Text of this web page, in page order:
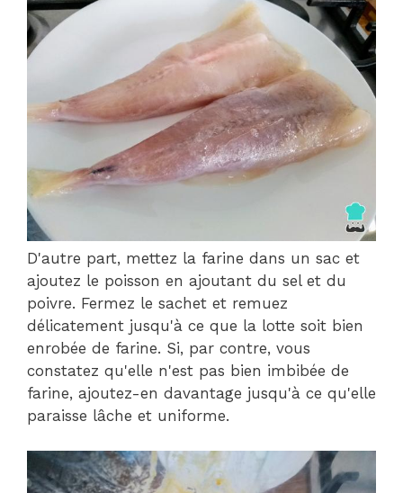
D'autre part, mettez la farine dans un sac et
ajoutez le poisson en ajoutant du sel et du
poivre. Fermez le sachet et remuez
délicatement jusqu'à ce que la lotte soit bien
enrobée de farine. Si, par contre, vous
constatez qu'elle n'est pas bien imbibée de
farine, ajoutez-en davantage jusqu'à ce qu'elle
paraisse lâche et uniforme.